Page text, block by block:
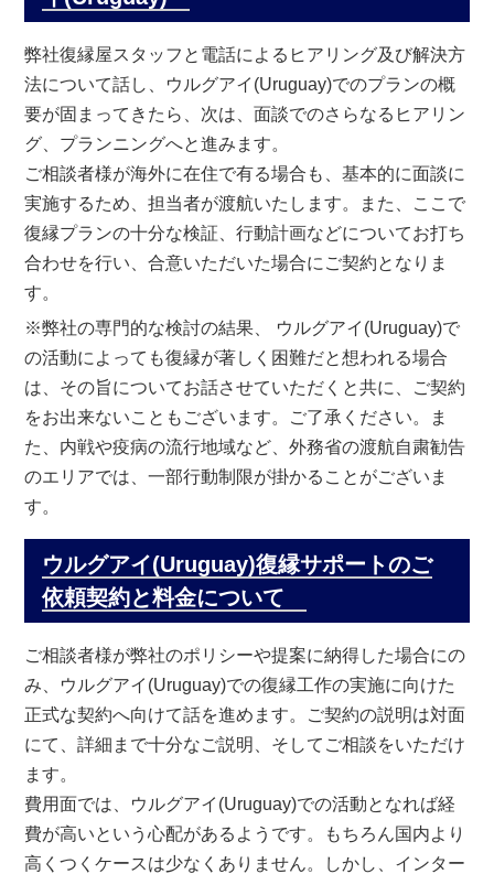
弊社復縁屋スタッフと電話によるヒアリング及び解決方
法について話し、ウルグアイ(Uruguay)でのプランの概
要が固まってきたら、次は、面談でのさらなるヒアリン
グ、プランニングへと進みます。
ご相談者様が海外に在住で有る場合も、基本的に面談に
実施するため、担当者が渡航いたします。また、ここで
復縁プランの十分な検証、行動計画などについてお打ち
合わせを行い、合意いただいた場合にご契約となりま
す。
※弊社の専門的な検討の結果、 ウルグアイ(Uruguay)で
の活動によっても復縁が著しく困難だと想われる場合
は、その旨についてお話させていただくと共に、ご契約
をお出来ないこともございます。ご了承ください。ま
た、内戦や疫病の流行地域など、外務省の渡航自粛勧告
のエリアでは、一部行動制限が掛かることがございま
す。
ウルグアイ(Uruguay)復縁サポートのご
依頼契約と料金について
ご相談者様が弊社のポリシーや提案に納得した場合にの
み、ウルグアイ(Uruguay)での復縁工作の実施に向けた
正式な契約へ向けて話を進めます。ご契約の説明は対面
にて、詳細まで十分なご説明、そしてご相談をいただけ
ます。
費用面では、ウルグアイ(Uruguay)での活動となれば経
費が高いという心配があるようです。もちろん国内より
高くつくケースは少なくありません。しかし、インター